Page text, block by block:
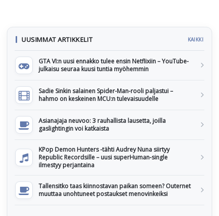
UUSIMMAT ARTIKKELIT KAIKKI
GTA VI:n uusi ennakko tulee ensin Netflixiin – YouTube-
julkaisu seuraa kuusi tuntia myöhemmin
Sadie Sinkin salainen Spider-Man-rooli paljastui –
hahmo on keskeinen MCU:n tulevaisuudelle
Asianajaja neuvoo: 3 rauhallista lausetta, joilla
gaslightingin voi katkaista
KPop Demon Hunters -tähti Audrey Nuna siirtyy
Republic Recordsille – uusi superHuman-single
ilmestyy perjantaina
Tallensitko taas kiinnostavan paikan someen? Outernet
muuttaa unohtuneet postaukset menovinkeiksi